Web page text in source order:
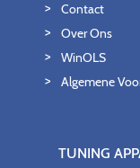
Contact
Over Ons
WinOLS
Algemene
TUNING